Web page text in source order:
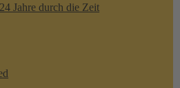
Jahre durch die Zeit